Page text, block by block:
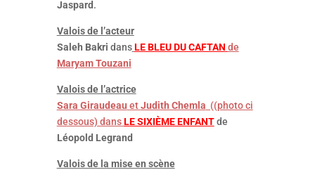
Jaspard .
Valois de l’acteur
Saleh Bakri dans LE BLEU DU CAFTAN de
Maryam Touzani
Valois de l’actrice
Sara Giraudeau etJudith Chemla ((photo ci
dessous) dansLE SIXIÈME ENFANTde
Léopold Legrand
Valois de la mise en scène